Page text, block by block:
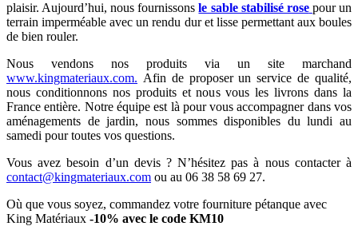
plaisir. Aujourd’hui, nous fournissonsle sable stabilisé rose pour un
terrain imperméable avec un rendu dur et lisse permettant aux boules
de bien rouler.
Nous vendons nos produits via un site marchand
www.kingmateriaux.com. Afin de proposer un service de qualité,
nous conditionnons nos produits et nous vous les livrons dans la
France entière. Notre équipe est là pour vous accompagner dans vos
aménagements de jardin, nous sommes disponibles du lundi au
samedi pour toutes vos questions.
Vous avez besoin d’un devis ? N’hésitez pas à nous contacter à
contact@kingmateriaux.com ou au 06 38 58 69 27.
Où que vous soyez, commandez votre fourniture pétanque avec
King Matériaux -10% avec le code KM10